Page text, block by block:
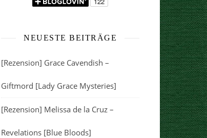
NEUESTE BEITRÄGE
[Rezension] Grace Cavendish –
Giftmord [Lady Grace Mysteries]
[Rezension] Melissa de la Cruz –
Revelations [Blue Bloods]